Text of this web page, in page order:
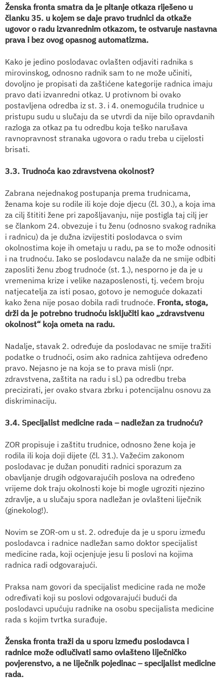
Ženska fronta smatra da je pitanje otkaza riješeno u
članku 35. u kojem se daje pravo trudnici da otkaže
ugovor o radu izvanrednim otkazom, te ostvaruje nastavna
prava i bez ovog opasnog automatizma.
Kako je jedino poslodavac ovlašten odjaviti radnika s
mirovinskog, odnosno radnik sam to ne može učiniti,
dovoljno je propisati da zaštićene kategorije radnica imaju
pravo dati izvanredni otkaz. U protivnom bi ovako
postavljena odredba iz st. 3. i 4. onemogućila trudnice u
pristupu sudu u slučaju da se utvrdi da nije bilo opravdanih
razloga za otkaz pa tu odredbu koja teško narušava
ravnopravnost stranaka ugovora o radu treba u cijelosti
brisati.
3.3. Trudnoća kao zdravstvena okolnost?
Zabrana nejednakog postupanja prema trudnicama,
ženama koje su rodile ili koje doje djecu (čl. 30.), a koja ima
za cilj štititi žene pri zapošljavanju, nije postigla taj cilj jer
se člankom 24. obvezuje i tu ženu (odnosno svakog radnika
i radnicu) da je dužna izvijestiti poslodavca o svim
okolnostima koje ih ometaju u radu, pa se to može odnositi
i na trudnoću. Iako se poslodavcu nalaže da ne smije odbiti
zaposliti ženu zbog trudnoće (st. 1.), nesporno je da je u
vremenima krize i velike nazaposlenosti, tj. većem broju
natjecatelja za isti posao, gotovo je nemoguće dokazati
kako žena nije posao dobila radi trudnoće. Fronta, stoga,
drži da je potrebno trudnoću isključiti kao „zdravstvenu
okolnost“ koja ometa na radu.
Nadalje, stavak 2. određuje da poslodavac ne smije tražiti
podatke o trudnoći, osim ako radnica zahtijeva određeno
pravo. Nejasno je na koja se to prava misli (npr.
zdravstvena, zaštita na radu i sl.) pa odredbu treba
precizirati, jer ovako stvara zbrku i potencijalnu osnovu za
diskriminaciju.
3.4. Specijalist medicine rada – nadležan za trudnoću?
ZOR propisuje i zaštitu trudnice, odnosno žene koja je
rodila ili koja doji dijete (čl. 31.). Važećim zakonom
poslodavac je dužan ponuditi radnici sporazum za
obavljanje drugih odgovarajućih poslova na određeno
vrijeme dok traju okolnosti koje bi mogle ugroziti njezino
zdravlje, a u slučaju spora nadležan je ovlašteni liječnik
(ginekolog!).
Novim se ZOR-om u st. 2. određuje da je u sporu između
poslodavca i radnice nadležan samo doktor specijalist
medicine rada, koji ocjenjuje jesu li poslovi na kojima
radnica radi odgovarajući.
Praksa nam govori da specijalist medicine rada ne može
određivati koji su poslovi odgovarajući budući da
poslodavci upućuju radnike na osobu specijalista medicine
rada s kojim tvrtka surađuje.
Ženska fronta traži da u sporu između poslodavca i
radnice može odlučivati samo ovlašteno liječničko
povjerenstvo, a ne liječnik pojedinac – specijalist medicine
rada.